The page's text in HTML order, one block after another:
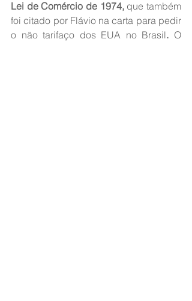
Lei de Comércio de 1974, que também
foi citado por Flávio na carta para pedir
o não tarifaço dos EUA no Brasil. O